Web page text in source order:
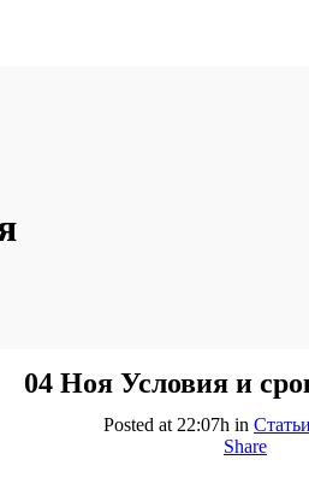
04 НояУсловия и
Posted at 22:07h in Статьи
Share